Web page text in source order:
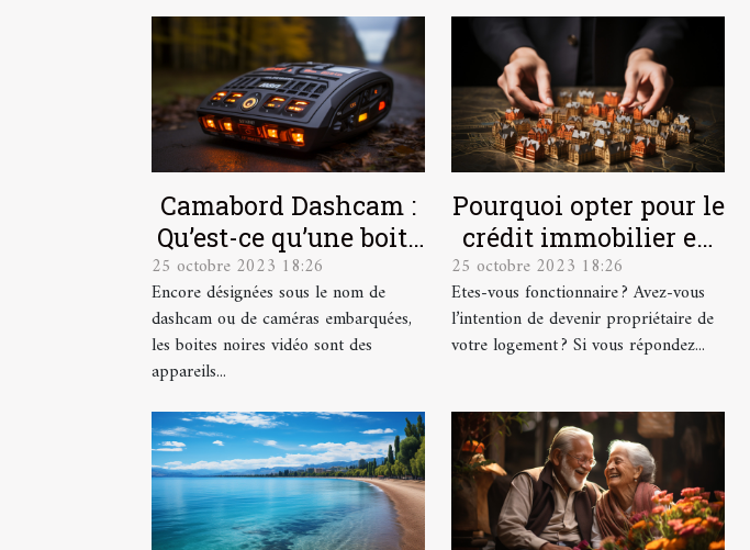
Camabord Dashcam :
Qu’est-ce qu’une boite
noire vidéo ?
25 octobre 2023 18:26
Encore désignées sous le nom de
dashcam ou de caméras embarquées,
les boites noires vidéo sont des
appareils...
Pourquoi opter pour le
crédit immobilier en
tant que
fonctionnaire ?
25 octobre 2023 18:26
Etes-vous fonctionnaire ? Avez-vous
l’intention de devenir propriétaire de
votre logement ? Si vous répondez...